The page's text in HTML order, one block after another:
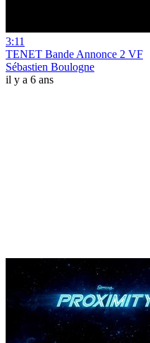
3:11
TENET Bande Annonce 2 VF
Sébastien Boulogne
il y a 6 ans